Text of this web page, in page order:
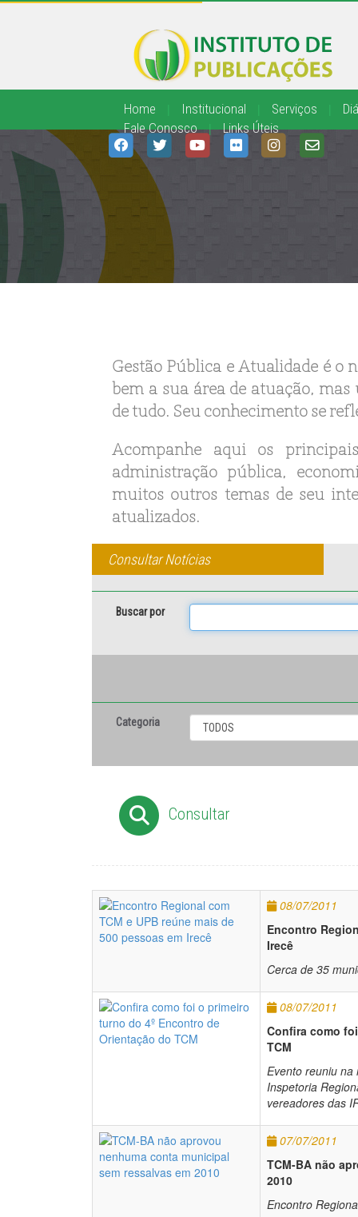
Home Institucional Serviços
Fale Conosco
| Links Úteis
Gestão Pública e Atualidade é o
bem a sua área de atuação,
de tudo. Seu conhecimento se
Acompanhe aqui os
administração pública,
muitos outros temas de seu
atualizados.
Consultar Notícias
Buscar por
Categoria
Consultar
08/07/2011
Encontro
Irecê
Cerca de 35
08/07/2011
Confira como
TCM
Evento reuniu na
Inspetoria
vereadores das
07/07/2011
TCM-BA não
2010
Encontro